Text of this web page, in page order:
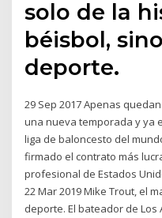
solo de la
béisbol,
deporte.
29 Sep 2017 Apenas
una nueva temporada y ya
liga de baloncesto del
firmado el contrato más
profesional de Estados
22 Mar 2019 Mike Trout, el
deporte. El bateador de